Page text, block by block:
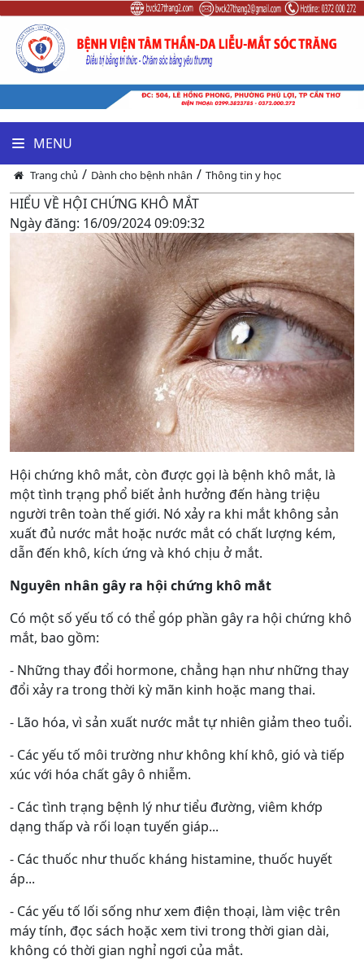
MENU
Trang chủ / Dành cho bệnh nhân / Thông tin y học
HIỂU VỀ HỘI CHỨNG KHÔ MẮT
Ngày đăng: 16/09/202409:09:32
Hội chứng khô mắt, còn được gọi là bệnh khô mắt, là
một tình trạng phổ biết ảnh hưởng đến hàng triệu
người trên toàn thế giới. Nó xảy ra khi mắt không sản
xuất đủ nước mắt hoặc nước mắt có chất lượng kém,
dẫn đến khô, kích ứng và khó chịu ở mắt.
Nguyên nhân gây ra hội chứng khô mắt
Có một số yếu tố có thể góp phần gây ra hội chứng khô
mắt, bao gồm:
- Những thay đổi hormone, chẳng hạn như những thay
đổi xảy ra trong thời kỳ mãn kinh hoặc mang thai.
- Lão hóa, vì sản xuất nước mắt tự nhiên giảm theo tuổi.
- Các yếu tố môi trường như không khí khô, gió và tiếp
xúc với hóa chất gây ô nhiễm.
- Các tình trạng bệnh lý như tiểu đường, viêm khớp
dạng thấp và rối loạn tuyến giáp...
- Các thuốc như thuốc kháng histamine, thuốc huyết
áp...
- Các yếu tố lối sống như xem điện thoại, làm việc trên
máy tính, đọc sách hoặc xem tivi trong thời gian dài,
không có thời gian nghỉ ngơi của mắt.